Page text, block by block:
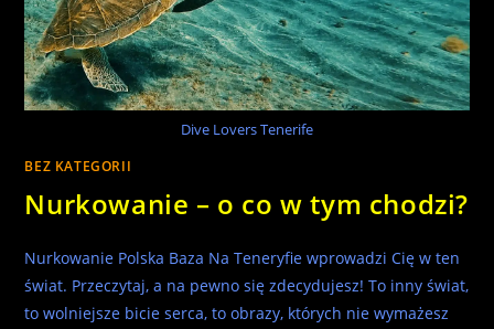
Dive Lovers Tenerife
BEZ KATEGORII
Nurkowanie – o co w tym chodzi?
Nurkowanie Polska Baza Na Teneryfie wprowadzi Cię w ten
świat. Przeczytaj, a na pewno się zdecydujesz! To inny świat,
to wolniejsze bicie serca, to obrazy, których nie wymażesz